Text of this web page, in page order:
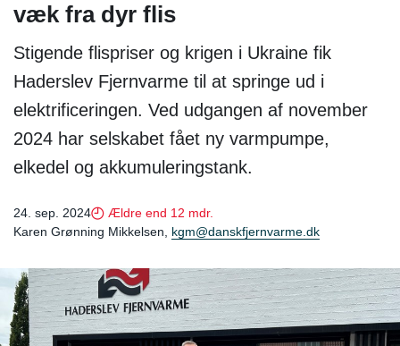
væk fra dyr flis
Stigende flispriser og krigen i Ukraine fik
Haderslev Fjernvarme til at springe ud i
elektrificeringen. Ved udgangen af november
2024 har selskabet fået ny varmpumpe,
elkedel og akkumuleringstank.
24. sep. 2024
Ældre end 12 mdr.
Karen Grønning Mikkelsen, kgm@danskfjernvarme.dk